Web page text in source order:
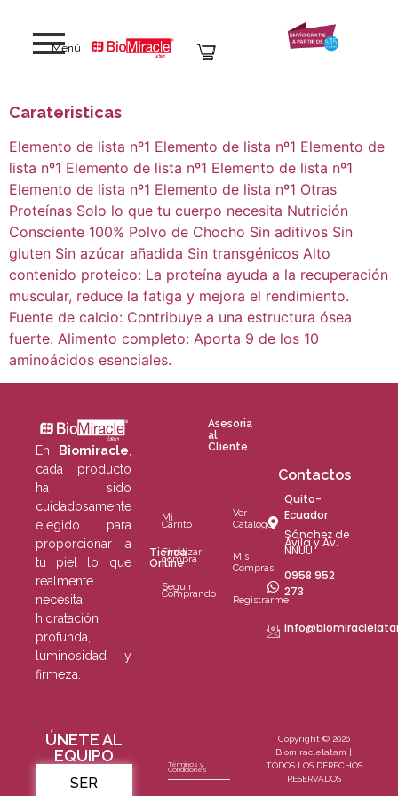
Menú
Carateristicas
Elemento de lista nº1 Elemento de lista nº1 Elemento de
lista nº1 Elemento de lista nº1 Elemento de lista nº1
Elemento de lista nº1 Elemento de lista nº1 Otras
Proteínas Solo lo que tu cuerpo necesita Nutrición
Consciente 100% Polvo de Chocho Sin aditivos Sin
gluten Sin azúcar añadida Sin transgénicos Alto
contenido proteico: La proteína ayuda a la recuperación
muscular, reduce la fatiga y mejora el rendimiento.
Fuente de calcio: Contribuye a una estructura ósea
fuerte. Alimento completo: Aporta 9 de los 10
aminoácidos esenciales.
En Biomiracle
cada producto
ha sido
cuidadosamente
elegido para
proporcionar a
tu piel lo que
realmente
necesita:
hidratación
profunda,
luminosidad y
firmeza.
Tienda
Online
Mi
Carrito
Finalizar
compra
Seguir
Comprando
Asesoria
al
Cliente
Ver
Catálogo
Mis
Compras
Registrarme
Contactos
Quito-
Ecuador
Sánchez de
Ávila y Av.
NNUU
0958 952
273
Copyright © 2026
Biomiraclelatam |
TODOS LOS DERECHOS
RESERVADOS
ÚNETE AL
EQUIPO
SER
Términos y
Condiciones